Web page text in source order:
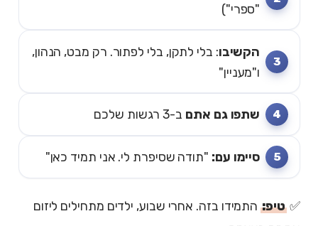
"ספרי")
הקשיבו: בלי לתקן, בלי לפתור. רק מבט, הנהון,
ו"מעניין"
שתפו גם אתם ב-3 רגשות שלכם
סיימו עם: "תודה שסיפרת לי. אני תמיד כאן"
✅טיפ:התמידו בזה. אחרי שבוע, ילדים מתחילים ליזום